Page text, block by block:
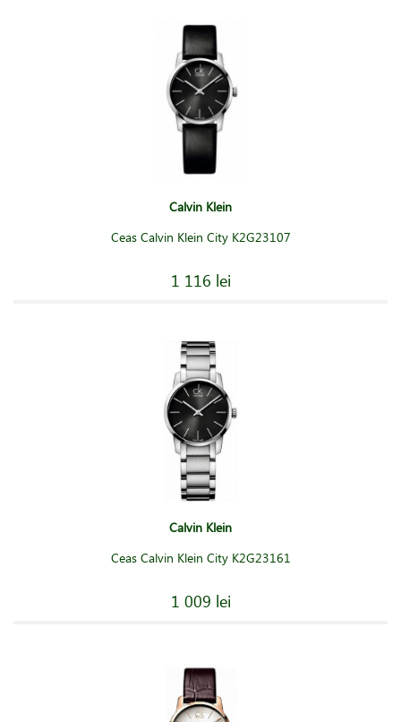
Calvin Klein
Ceas Calvin Klein City K2G23107
1 116 lei
Calvin Klein
Ceas Calvin Klein City K2G23161
1 009 lei